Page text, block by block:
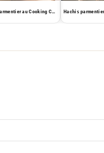
Hachis parmentier au Cooking Chef